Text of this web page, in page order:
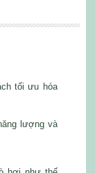
tối ưu hóa
lượng và